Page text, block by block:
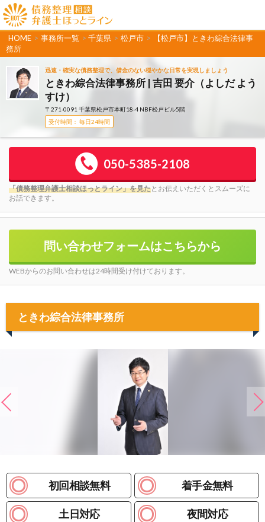
HOME > 事務所一覧 > 千葉県 > 松戸市 >
【松戸市】ときわ綜合法律事
務所
迅速・確実な債務整理で、借金のない穏やかな日常を実現しましょう
ときわ綜合法律事務所 | 吉田 要介（よしだ よう
すけ）
〒271-0091 千葉県松戸市本町18-4 NBF松戸ビル5階
受付時間： 毎日24時間
050-5385-2108
「債務整理弁護士相談ほっとライン」を見たとお伝えいただくとスムーズに
お話できます。
問い合わせフォームはこちらから
WEBからのお問い合わせは24時間受け付けております。
ときわ綜合法律事務所
初回相談無料 着手金無料
土日対応 夜間対応